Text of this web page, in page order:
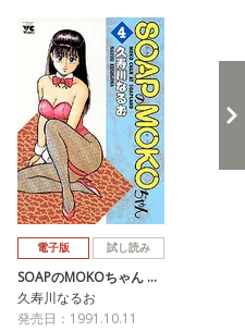
電子版 試し読み
SOAPのMOKOちゃん …
久寿川なるお
発売日：1991.10.11